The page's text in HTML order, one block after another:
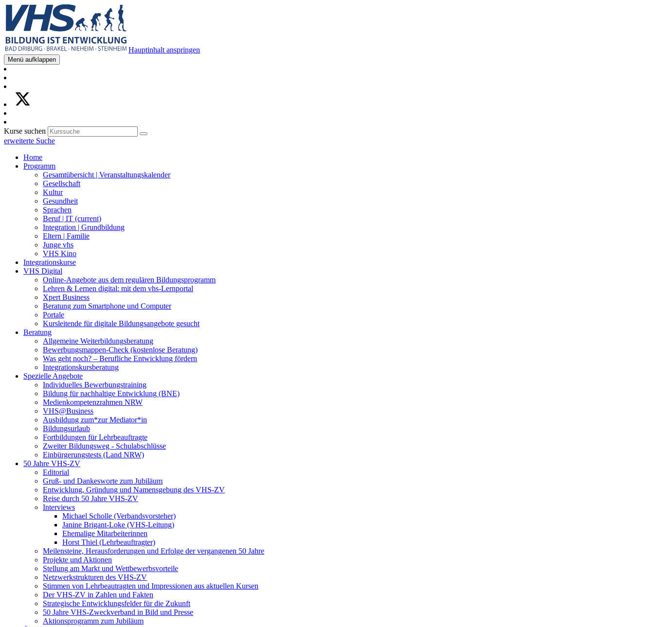
Hauptinhalt anspringen
Menü aufklappen
Kurse suchen
erweiterte Suche
Home
Programm
Gesamtübersicht | Veranstaltungskalender
Gesellschaft
Kultur
Gesundheit
Sprachen
Beruf | IT (current)
Integration | Grundbildung
Eltern | Familie
Junge vhs
VHS Kino
Integrationskurse
VHS Digital
Online-Angebote aus dem regulären Bildungsprogramm
Lehren & Lernen digital: mit dem vhs-Lernportal
Xpert Business
Beratung zum Smartphone und Computer
Portale
Kursleitende für digitale Bildungsangebote gesucht
Beratung
Allgemeine Weiterbildungsberatung
Bewerbungsmappen-Check (kostenlose Beratung)
Was geht noch? – Berufliche Entwicklung fördern
Integrationskursberatung
Spezielle Angebote
Individuelles Bewerbungstraining
Bildung für nachhaltige Entwicklung (BNE)
Medienkompetenzrahmen NRW
VHS@Business
Ausbildung zum*zur Mediator*in
Bildungsurlaub
Fortbildungen für Lehrbeauftragte
Zweiter Bildungsweg - Schulabschlüsse
Einbürgerungstests (Land NRW)
50 Jahre VHS-ZV
Editorial
Gruß- und Dankesworte zum Jubiläum
Entwicklung, Gründung und Namensgebung des VHS-ZV
Reise durch 50 Jahre VHS-ZV
Interviews
Michael Scholle (Verbandsvorsteher)
Janine Brigant-Loke (VHS-Leitung)
Ehemalige Mitarbeiterinnen
Horst Thiel (Lehrbeauftragter)
Meilensteine, Herausforderungen und Erfolge der vergangenen 50 Jahre
Projekte und Aktionen
Stellung am Markt und Wettbewerbsvorteile
Netzwerkstrukturen des VHS-ZV
Stimmen von Lehrbeautragten und Impressionen aus aktuellen Kursen
Der VHS-ZV in Zahlen und Fakten
Strategische Entwicklungsfelder für die Zukunft
50 Jahre VHS-Zweckverband in Bild und Presse
Aktionsprogramm zum Jubiläum